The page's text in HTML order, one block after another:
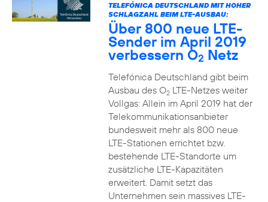
TELEFÓNICA DEUTSCHLAND MIT HOHER
SCHLAGZAHL BEIM LTE-AUSBAU:
Über 800 neue LTE-
Sender im April 2019
verbessern O2 Netz
Telefónica Deutschland gibt beim
Ausbau des O2LTE-Netzes weiter
Vollgas: Allein im April 2019 hat der
Telekommunikationsanbieter
bundesweit mehr als 800 neue
LTE-Stationen errichtet bzw.
bestehende LTE-Standorte um
zusätzliche LTE-Kapazitäten
erweitert. Damit setzt das
Unternehmen sein massives LTE-